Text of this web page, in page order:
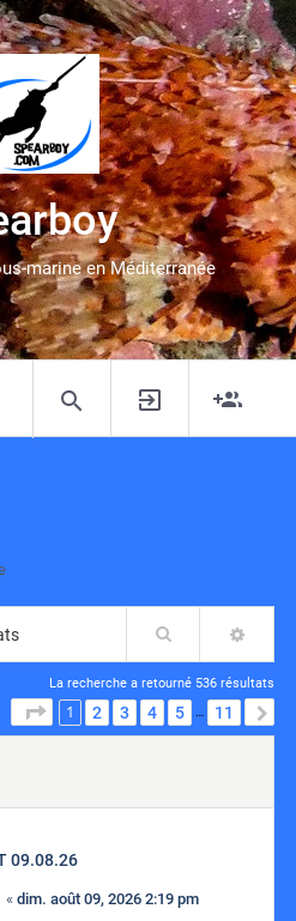
marine en Méditerranée
Rechercher
La recherche a retourné 536 résultats
PAGE 1 SUR 11
1 2 3 4 5 … 11
09.08.26
« dim. août 09, 2026 2:19 pm